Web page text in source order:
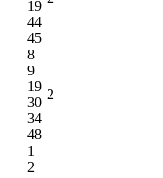
19
44
45
8
9
19
30
34
48
2
1
2